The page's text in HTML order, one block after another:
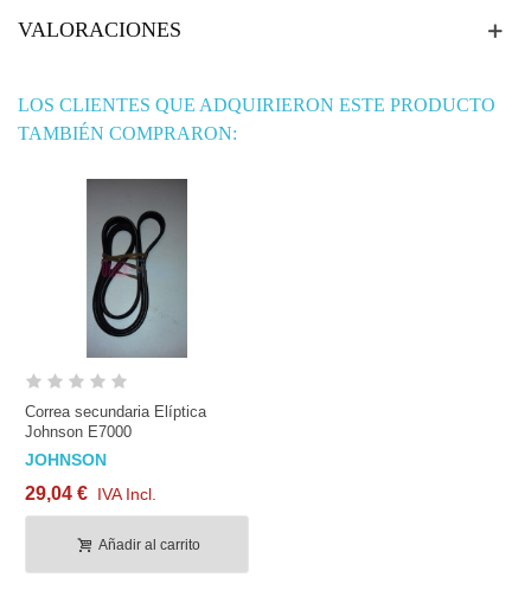
VALORACIONES
LOS CLIENTES QUE ADQUIRIERON ESTE PRODUCTO
TAMBIÉN COMPRARON:
Correa secundaria Elíptica
Johnson E7000
JOHNSON
29,04 € IVA Incl.
Añadir al carrito